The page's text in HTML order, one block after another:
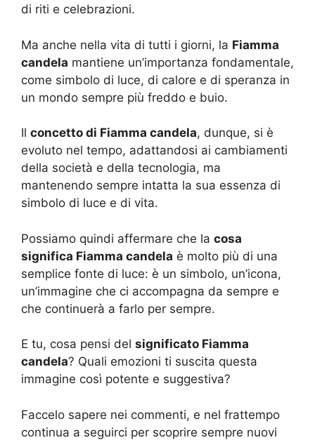
di riti e celebrazioni.
Ma anche nella vita di tutti i giorni, la Fiamma
candela mantiene un’importanza fondamentale,
come simbolo di luce, di calore e di speranza in
un mondo sempre più freddo e buio.
Il concetto di Fiamma candela, dunque, si è
evoluto nel tempo, adattandosi ai cambiamenti
della società e della tecnologia, ma
mantenendo sempre intatta la sua essenza di
simbolo di luce e di vita.
Possiamo quindi affermare che la cosa
significa Fiamma candela è molto più di una
semplice fonte di luce: è un simbolo, un’icona,
un’immagine che ci accompagna da sempre e
che continuerà a farlo per sempre.
E tu, cosa pensi del significato Fiamma
candela? Quali emozioni ti suscita questa
immagine così potente e suggestiva?
Faccelo sapere nei commenti, e nel frattempo
continua a seguirci per scoprire sempre nuovi